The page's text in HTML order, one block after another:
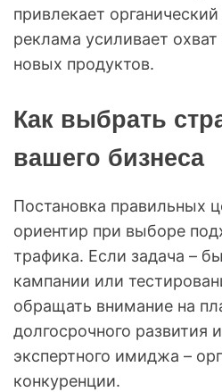
привлекает
реклама усиливает охват
новых продуктов.
Как выбрать
вашего бизнеса
Постановка правильных
ориентир при выборе
трафика. Если задача –
кампании или
обращать внимание на
долгосрочного развития
экспертного имиджа –
конкуренции.